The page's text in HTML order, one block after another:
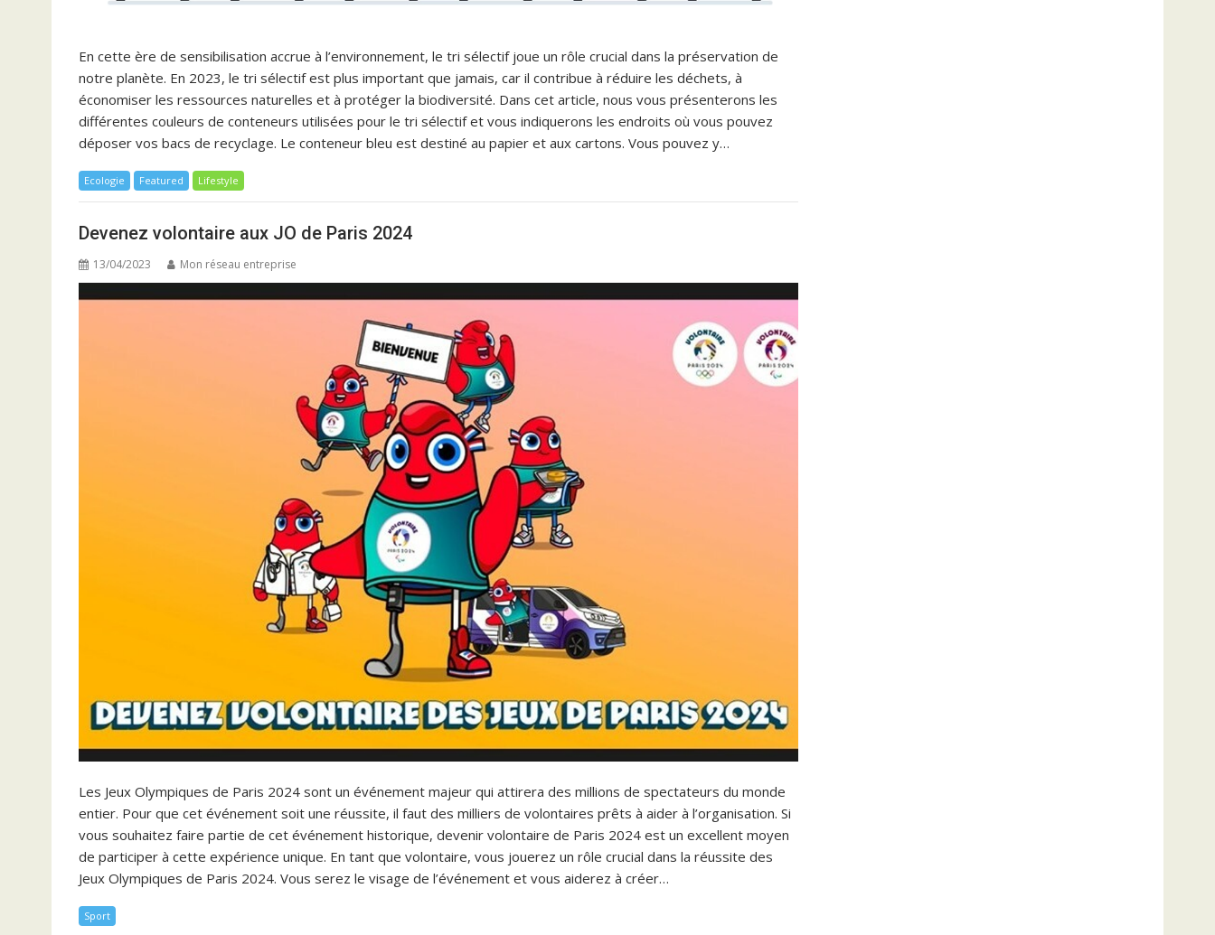
En cette ère de sensibilisation accrue à l’environnement, le tri sélectif joue un rôle crucial dans la préservation de
notre planète. En 2023, le tri sélectif est plus important que jamais, car il contribue à réduire les déchets, à
économiser les ressources naturelles et à protéger la biodiversité. Dans cet article, nous vous présenterons les
différentes couleurs de conteneurs utilisées pour le tri sélectif et vous indiquerons les endroits où vous pouvez
déposer vos bacs de recyclage. Le conteneur bleu est destiné au papier et aux cartons. Vous pouvez y…
Ecologie Featured Lifestyle
Devenez volontaire aux JO de Paris 2024
13/04/2023 Mon réseau entreprise
Les Jeux Olympiques de Paris 2024 sont un événement majeur qui attirera des millions de spectateurs du monde
entier. Pour que cet événement soit une réussite, il faut des milliers de volontaires prêts à aider à l’organisation. Si
vous souhaitez faire partie de cet événement historique, devenir volontaire de Paris 2024 est un excellent moyen
de participer à cette expérience unique. En tant que volontaire, vous jouerez un rôle crucial dans la réussite des
Jeux Olympiques de Paris 2024. Vous serez le visage de l’événement et vous aiderez à créer…
Sport